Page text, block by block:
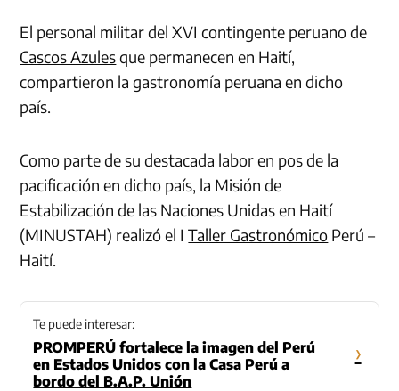
El personal militar del XVI contingente peruano de
Cascos Azulesque permanecen en Haití,
compartieron la gastronomía peruana en dicho
país.
Como parte de su destacada labor en pos de la
pacificación en dicho país, la Misión de
Estabilización de las Naciones Unidas en Haití
(MINUSTAH) realizó el ITaller Gastronómico Perú –
Haití.
Te puede interesar:
PROMPERÚ fortalece la imagen del Perú
en Estados Unidos con la Casa Perú a
bordo del B.A.P. Unión
›